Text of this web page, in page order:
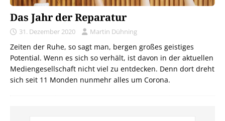
Das Jahr der Reparatur
31. Dezember 2020 Martin Dühning
Zeiten der Ruhe, so sagt man, bergen großes geistiges
Potential. Wenn es sich so verhält, ist davon in der aktuellen
Mediengesellschaft nicht viel zu entdecken. Denn dort dreht
sich seit 11 Monden nunmehr alles um Corona.